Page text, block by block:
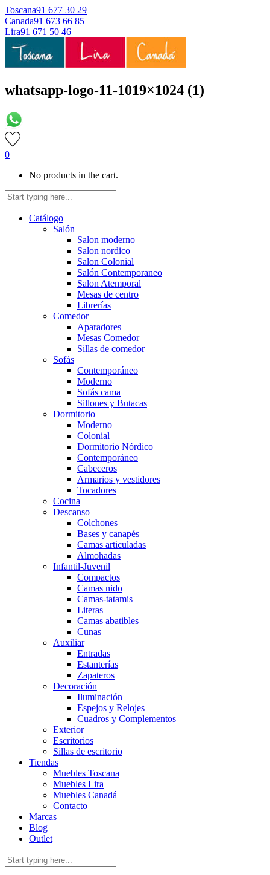
Toscana91 677 30 29
Canada91 673 66 85
Lira91 671 50 46
whatsapp-logo-11-1019×1024 (1)
0
No products in the cart.
Catálogo
Salón
Salon moderno
Salon nordico
Salon Colonial
Salón Contemporaneo
Salon Atemporal
Mesas de centro
Librerías
Comedor
Aparadores
Mesas Comedor
Sillas de comedor
Sofás
Contemporáneo
Moderno
Sofás cama
Sillones y Butacas
Dormitorio
Moderno
Colonial
Dormitorio Nórdico
Contemporáneo
Cabeceros
Armarios y vestidores
Tocadores
Cocina
Descanso
Colchones
Bases y canapés
Camas articuladas
Almohadas
Infantil-Juvenil
Compactos
Camas nido
Camas-tatamis
Literas
Camas abatibles
Cunas
Auxiliar
Entradas
Estanterías
Zapateros
Decoración
Iluminación
Espejos y Relojes
Cuadros y Complementos
Exterior
Escritorios
Sillas de escritorio
Tiendas
Muebles Toscana
Muebles Lira
Muebles Canadá
Contacto
Marcas
Blog
Outlet